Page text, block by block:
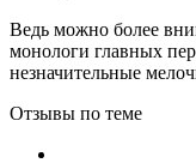
Ведь можно более
монологи главных
незначительные
Отзывы по теме